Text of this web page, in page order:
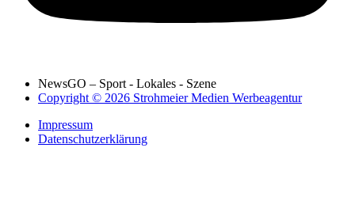
NewsGO – Sport - Lokales - Szene
Copyright © 2026 Strohmeier Medien Werbeagentur
Impressum
Datenschutzerklärung